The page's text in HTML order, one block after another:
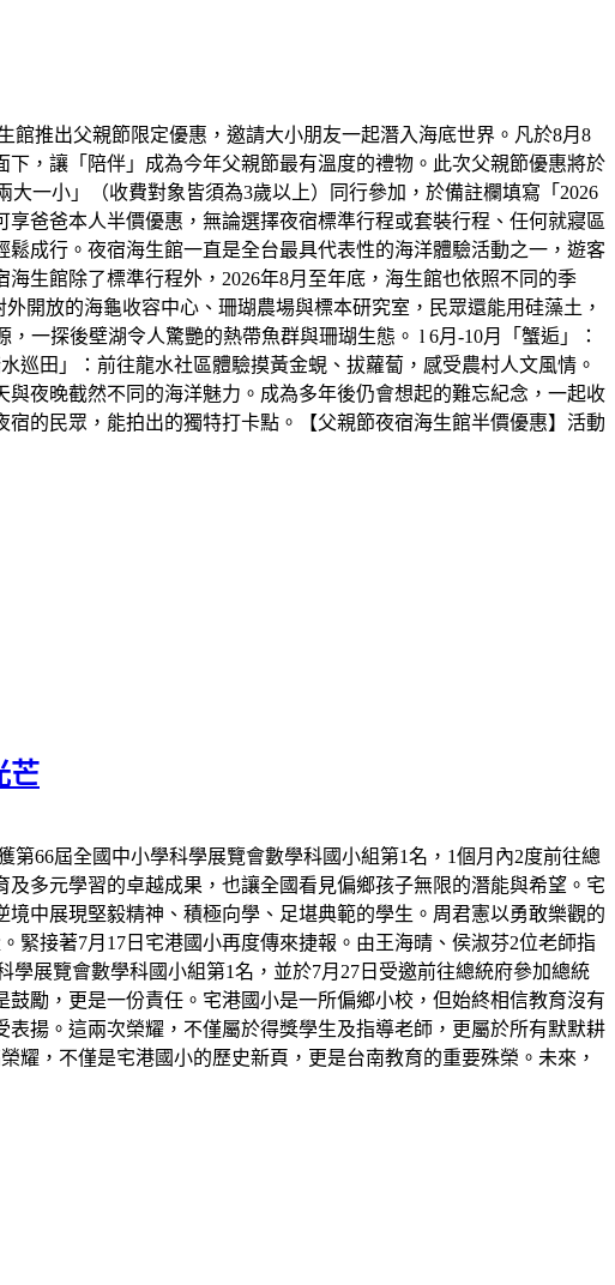
館推出父親節限定優惠，邀請大小朋友一起潛入海底世界。凡於8月8
，讓「陪伴」成為今年父親節最有溫度的禮物。此次父親節優惠將於
大一小」（收費對象皆須為3歲以上）同行參加，於備註欄填寫「2026
爸爸本人半價優惠，無論選擇夜宿標準行程或套裝行程、任何就寢區
成行。夜宿海生館一直是全台最具代表性的海洋體驗活動之一，遊客
生館除了標準行程外，2026年8月至年底，海生館也依照不同的季
開放的海龜收容中心、珊瑚農場與標本研究室，民眾還能用硅藻土，
一探後壁湖令人驚艷的熱帶魚群與珊瑚生態。 l 6月-10月「蟹逅」：
巡田」：前往龍水社區體驗摸黃金蜆、拔蘿蔔，感受農村人文風情。
夜晚截然不同的海洋魅力。成為多年後仍會想起的難忘紀念，一起收
的民眾，能拍出的獨特打卡點。【父親節夜宿海生館半價優惠】活動
芒
第66屆全國中小學科學展覽會數學科國小組第1名，1個月內2度前往總
多元學習的卓越成果，也讓全國看見偏鄉孩子無限的潛能與希望。宅
中展現堅毅精神、積極向學、足堪典範的學生。周君憲以勇敢樂觀的
緊接著7月17日宅港國小再度傳來捷報。由王海晴、侯淑芬2位老師指
學展覽會數學科國小組第1名，並於7月27日受邀前往總統府參加總統
勵，更是一份責任。宅港國小是一所偏鄉小校，但始終相信教育沒有
揚。這兩次榮耀，不僅屬於得獎學生及指導老師，更屬於所有默默耕
，不僅是宅港國小的歷史新頁，更是台南教育的重要殊榮。未來，